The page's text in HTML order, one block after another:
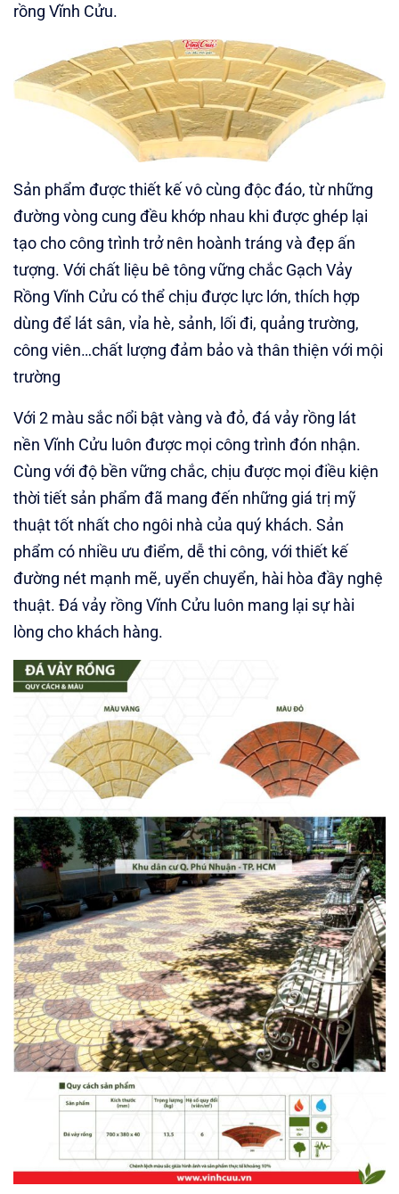
rồng Vĩnh Cửu.
Sản phẩm được thiết kế vô cùng độc đáo, từ những
đường vòng cung đều khớp nhau khi được ghép lại
tạo cho công trình trở nên hoành tráng và đẹp ấn
tượng. Với chất liệu bê tông vững chắc Gạch Vảy
Rồng Vĩnh Cửu có thể chịu được lực lớn, thích hợp
dùng để lát sân, vỉa hè, sảnh, lối đi, quảng trường,
công viên…chất lượng đảm bảo và thân thiện với mội
trường
Với 2 màu sắc nổi bật vàng và đỏ, đá vảy rồng lát
nền Vĩnh Cửu luôn được mọi công trình đón nhận.
Cùng với độ bền vững chắc, chịu được mọi điều kiện
thời tiết sản phẩm đã mang đến những giá trị mỹ
thuật tốt nhất cho ngôi nhà của quý khách. Sản
phẩm có nhiều ưu điểm, dễ thi công, với thiết kế
đường nét mạnh mẽ, uyển chuyển, hài hòa đầy nghệ
thuật. Đá vảy rồng Vĩnh Cửu luôn mang lại sự hài
lòng cho khách hàng.